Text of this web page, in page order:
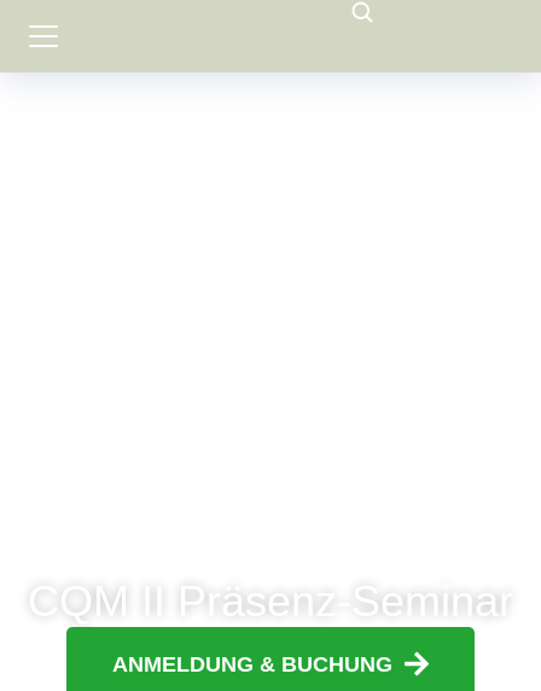
CQM II Präsenz-Seminar
ANMELDUNG & BUCHUNG